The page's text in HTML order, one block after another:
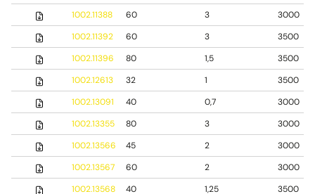
1002.11388
60 3
3000
1002.11392
60 3
3500
1002.11396
80 1,5
3500
1002.12613
32 1
3500
1002.13091
40 0,7
3000
1002.13355
80 3
3000
1002.13566
45 2
3000
1002.13567
60 2
3000
1002.13568
40 1,25 3500